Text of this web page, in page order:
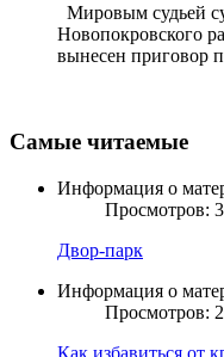
Мировым судьей
Новопокровского
вынесен приговор
Самые читаемые
Информация о
Просмотров:
Двор-парк
Информация о
Просмотров:
Как избавиться от